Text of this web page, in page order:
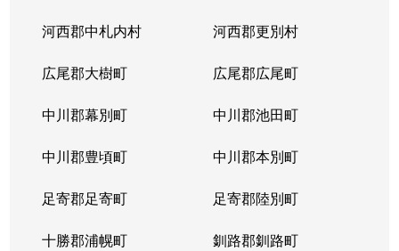
河西郡中札内村 河西郡更別村
広尾郡大樹町 広尾郡広尾町
中川郡幕別町 中川郡池田町
中川郡豊頃町 中川郡本別町
足寄郡足寄町 足寄郡陸別町
十勝郡浦幌町 釧路郡釧路町